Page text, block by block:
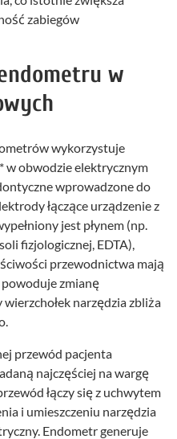
zabiegów
w
wykorzystuje
w obwodzie elektrycznym
wprowadzone do
łączące urządzenie z
jest płynem (np.
fizjologicznej, EDTA),
przewodnictwa mają
powoduje zmianę
narzędzia zbliża
przewód pacjenta
najczęściej na wargę
łączy się z uchwytem
i umieszczeniu narzędzia
Endometr generuje